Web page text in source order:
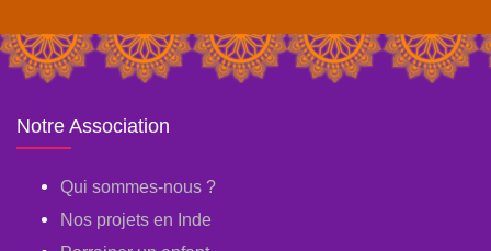
Notre Association
Qui sommes-nous ?
Nos projets en Inde